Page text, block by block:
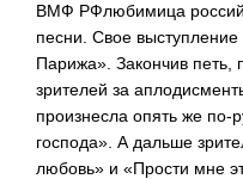
ВМФ РФлюбимица
песни. Свое
Парижа». Закончив петь,
зрителей за
произнесла опять же
господа». А дальше
любовь» и «Прости мне